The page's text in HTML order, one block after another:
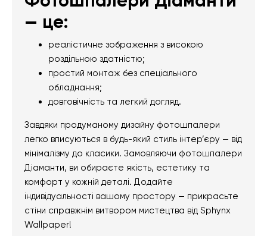
— це:
реалістичне зображення з високою
роздільною здатністю;
простий монтаж без спеціального
обладнання;
довговічність та легкий догляд.
Завдяки продуманому дизайну фотошпалери
легко вписуються в будь-який стиль інтер’єру — від
мінімалізму до класики. Замовляючи фотошпалери
Діаманти, ви обираєте якість, естетику та
комфорт у кожній деталі. Додайте
індивідуальності вашому простору — прикрасьте
стіни справжнім витвором мистецтва від Sphynx
Wallpaper!